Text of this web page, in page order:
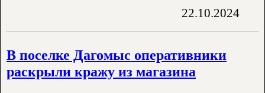
22.10.2024
В поселке Дагомыс оперативники
раскрыли кражу из магазина